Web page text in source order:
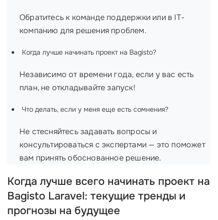
Обратитесь к команде поддержки или в IT-
компанию для решения проблем.
Когда лучше начинать проект на Bagisto?
Независимо от времени года, если у вас есть
план, не откладывайте запуск!
Что делать, если у меня еще есть сомнения?
Не стесняйтесь задавать вопросы и
консультироваться с экспертами — это поможет
вам принять обоснованное решение.
Когда лучше всего начинать проект на
Bagisto Laravel: текущие тренды и
прогнозы на будущее